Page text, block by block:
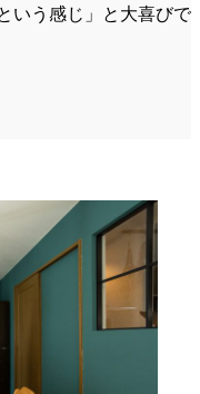
いう感じ」と大喜びで